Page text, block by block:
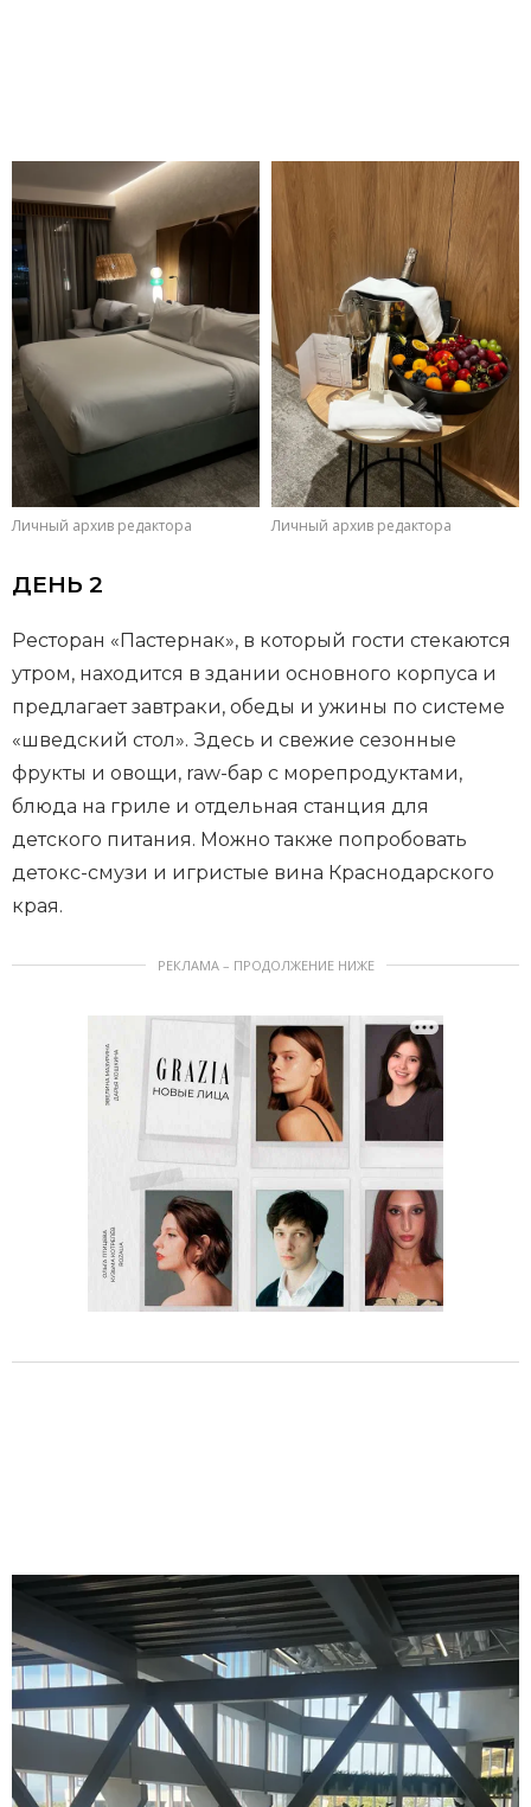
Личный архив редактора Личный архив редактора
ДЕНЬ 2
Ресторан «Пастернак», в который гости стекаются
утром, находится в здании основного корпуса и
предлагает завтраки, обеды и ужины по системе
«шведский стол». Здесь и свежие сезонные
фрукты и овощи, raw-бар с морепродуктами,
блюда на гриле и отдельная станция для
детского питания. Можно также попробовать
детокс-смузи и игристые вина Краснодарского
края.
РЕКЛАМА – ПРОДОЛЖЕНИЕ НИЖЕ